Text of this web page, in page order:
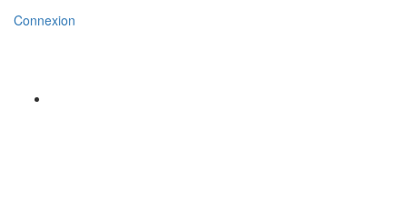
Connexion